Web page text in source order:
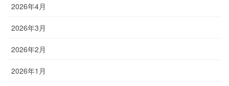
2026年4月
2026年3月
2026年2月
2026年1月